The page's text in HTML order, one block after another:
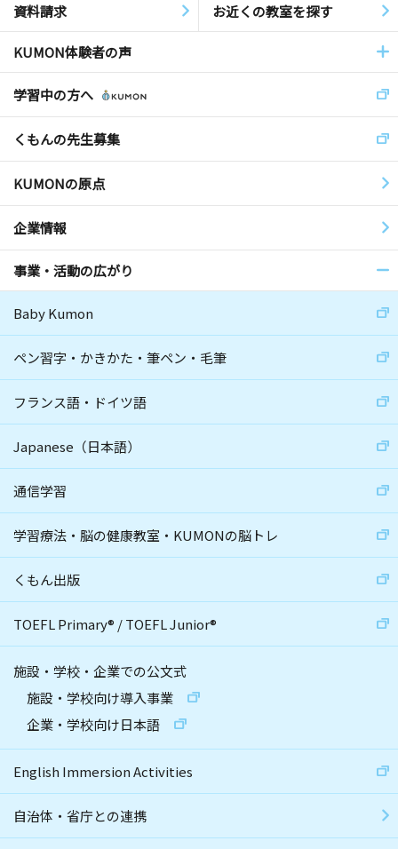
資料請求 お近くの教室を探す
KUMON体験者の声
学習中の方へ
くもんの先生募集
KUMONの原点
企業情報
事業・活動の広がり
Baby Kumon
ペン習字・かきかた・筆ペン・毛筆
フランス語・ドイツ語
Japanese（日本語）
通信学習
学習療法・脳の健康教室・KUMONの脳トレ
くもん出版
TOEFL Primary® /TOEFL Junior®
施設・学校・企業での公文式
施設・学校向け導入事業
企業・学校向け日本語
English Immersion Activities
自治体・省庁との連携